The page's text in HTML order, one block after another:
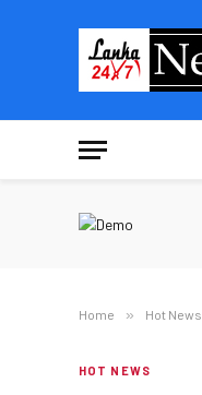
Home » Hot News
HOT NEWS